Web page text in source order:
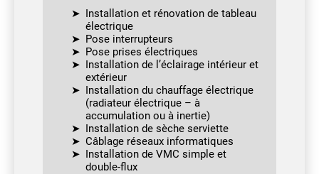
Installation et rénovation de tableau
électrique
Pose interrupteurs
Pose prises électriques
Installation de l’éclairage intérieur et
extérieur
Installation du chauffage électrique
(radiateur électrique – à
accumulation ou à inertie)
Installation de sèche serviette
Câblage réseaux informatiques
Installation de VMC simple et
double-flux